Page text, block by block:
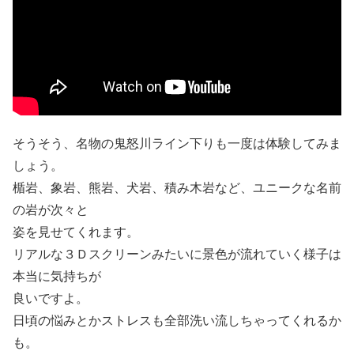
そうそう、名物の鬼怒川ライン下りも一度は体験してみま
しょう。
楯岩、象岩、熊岩、犬岩、積み木岩など、ユニークな名前
の岩が次々と
姿を見せてくれます。
リアルな３Ｄスクリーンみたいに景色が流れていく様子は
本当に気持ちが
良いですよ。
日頃の悩みとかストレスも全部洗い流しちゃってくれるか
も。